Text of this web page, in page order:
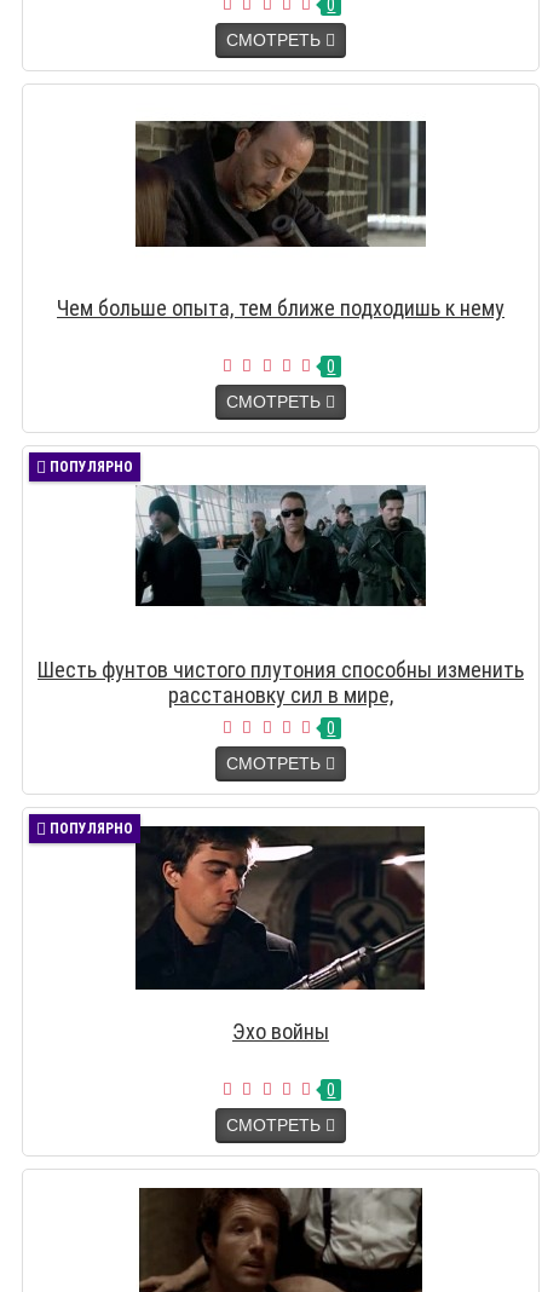
0
СМОТРЕТЬ
Чем больше опыта, тем ближе подходишь к нему
0
СМОТРЕТЬ
ПОПУЛЯРНО
Шесть фунтов чистого плутония способны изменить
расстановку сил в мире,
0
СМОТРЕТЬ
ПОПУЛЯРНО
Эхо войны
0
СМОТРЕТЬ